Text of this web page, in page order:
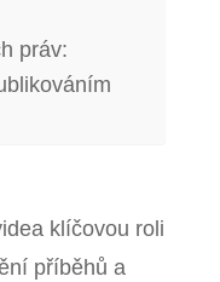
práv:
klíčovou roli
příběhů a